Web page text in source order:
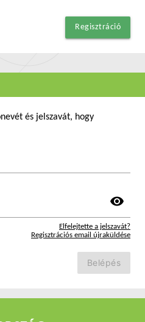
Regisztráció
és jelszavát, hogy
visibility
Elfelejtette a jelszavát?
Regisztrációs email újraküldése
Belépés